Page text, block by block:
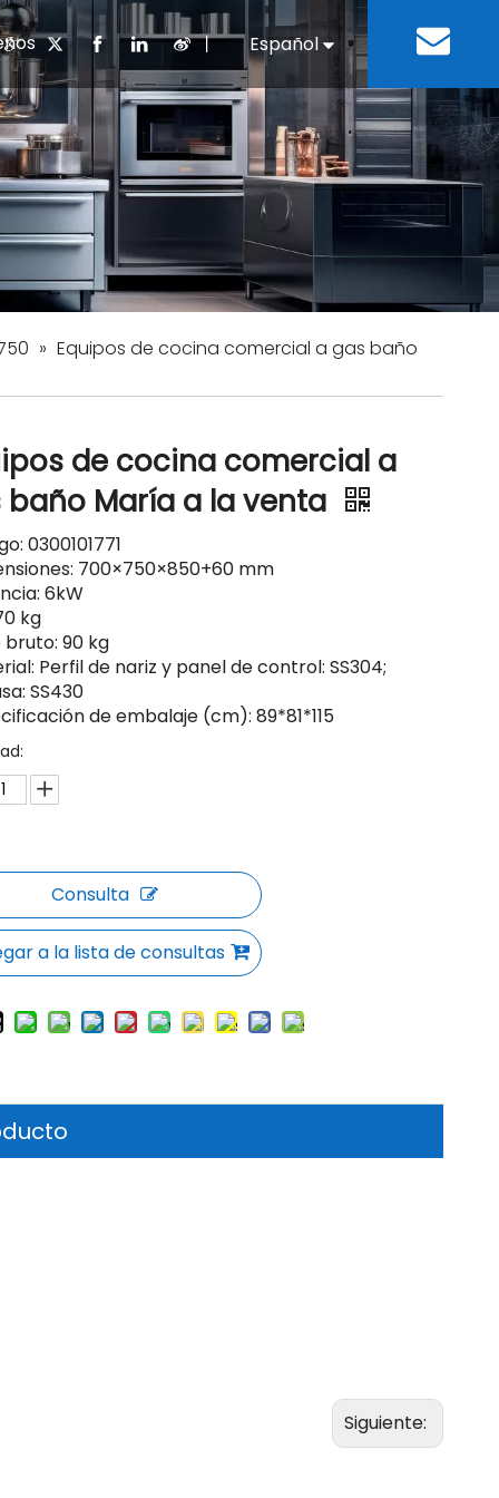
chino Equipos de refrigeración
Equipo para lavar platos
Negocios e Industria Residencias de
Descargar
del desarrollo
丨 Español
English
» Equipos de cocina comercial a gas baño
de cocina comercial a
baño María a la venta
0300101771
700×750×850+60 mm
6kW
kg
bruto: 90 kg
Perfil de nariz y panel de control: SS304;
SS430
de embalaje (cm): 89*81*115
Consulta
a la lista de consultas
Siguiente: